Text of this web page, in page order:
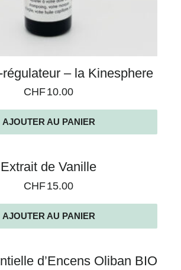
– la Kinesphere
CHF10.00
AJOUTER AU PANIER
Extrait de Vanille
CHF15.00
AJOUTER AU PANIER
d’Encens Oliban BIO